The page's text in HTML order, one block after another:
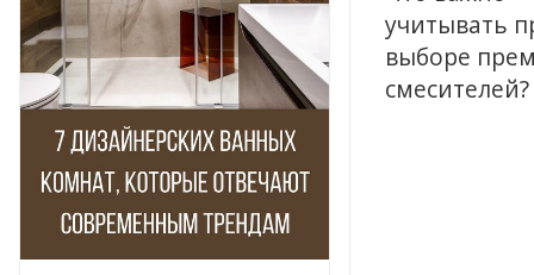
учитывать
выборе
смесителей?